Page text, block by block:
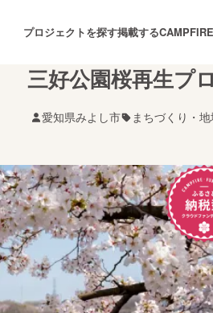
プロジェクトを探す
音楽
ゲーム・サービス開発
書籍・雑誌出版
掲載する
三好公園桜再生プ
愛知県みよし市 まちづくり・